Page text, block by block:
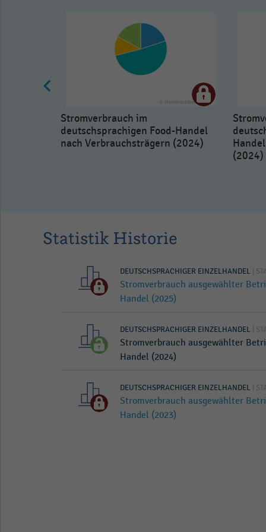
table.
Stromverbrauch im
deutschsprachigen Food-Handel
nach Verbrauchsträgern (2024)
(2024)
Statistik Historie
DEUTSCHSPRACHIGER EINZELHANDEL |
Stromverbrauch ausgewählter
Handel (2025)
DEUTSCHSPRACHIGER EINZELHANDEL |
Stromverbrauch ausgewählter
Handel (2024)
DEUTSCHSPRACHIGER EINZELHANDEL |
Stromverbrauch ausgewählter
Handel (2023)